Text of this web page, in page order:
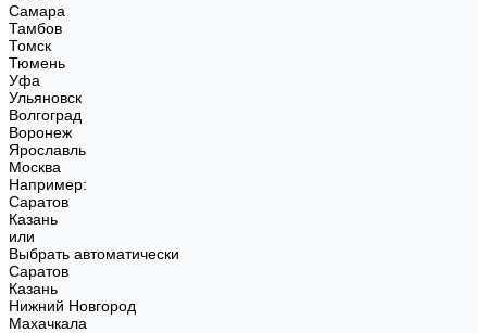
Самара
Тамбов
Томск
Тюмень
Уфа
Ульяновск
Волгоград
Воронеж
Ярославль
Москва
Например:
Саратов
Казань
или
Выбрать автоматически
Саратов
Казань
Нижний Новгород
Махачкала